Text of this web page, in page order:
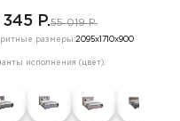
345 P.55 019 P.
размеры:2095х1710х900
исполнения (цвет):